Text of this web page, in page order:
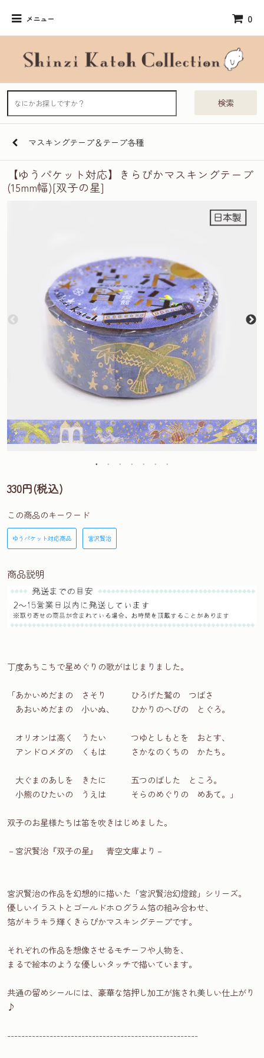
メニュー 0
検索
マスキングテープ＆テープ各種
【ゆうパケット対応】きらぴかマスキングテープ
(15mm幅)[双子の星]
330円(税込)
この商品のキーワード
ゆうパケット対応商品 宮沢賢治
商品説明
丁度あちこちで星めぐりの歌がはじまりました。
「あかいめだまの さそり ひろげた鷲の つばさ
あおいめだまの 小いぬ、 ひかりのへびの とぐろ。
オリオンは高く うたい つゆとしもとを おとす、
アンドロメダの くもは さかなのくちの かたち。
大ぐまのあしを きたに 五つのばした ところ。
小熊のひたいの うえは そらのめぐりの めあて。」
双子のお星様たちは笛を吹きはじめました。
－宮沢賢治『双子の星』 青空文庫より－
宮沢賢治の作品を幻想的に描いた「宮沢賢治幻燈館」シリーズ。
優しいイラストとゴールドホログラム箔の組み合わせ、
箔がキラキラ輝くきらぴかマスキングテープです。
それぞれの作品を想像させるモチーフや人物を、
まるで絵本のような優しいタッチで描いています。
共通の留めシールには、豪華な箔押し加工が施され美しい仕上がり
♪
------------------------------------------------------